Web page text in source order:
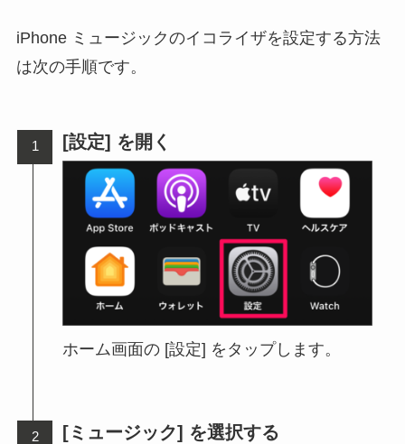
iPhone ミュージックのイコライザを設定する方法
は次の手順です。
[設定] を開く
ホーム画面の [設定] をタップします。
[ミュージック] を選択する